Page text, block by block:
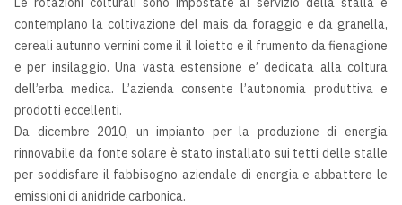
contemplano la coltivazione del mais da foraggio e da granella,
cereali autunno vernini come il il loietto e il frumento da fienagione
e per insilaggio. Una vasta estensione e’ dedicata alla coltura
dell’erba medica. L’azienda consente l’autonomia produttiva e
prodotti eccellenti.
Da dicembre 2010, un impianto per la produzione di energia
rinnovabile da fonte solare è stato installato sui tetti delle stalle
per soddisfare il fabbisogno aziendale di energia e abbattere le
emissioni di anidride carbonica.